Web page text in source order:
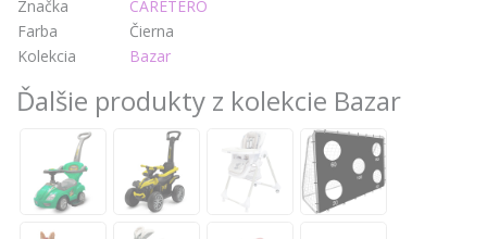
Značka
CARETERO
Farba
Čierna
Kolekcia
Bazar
Ďalšie produkty z kolekcie Bazar